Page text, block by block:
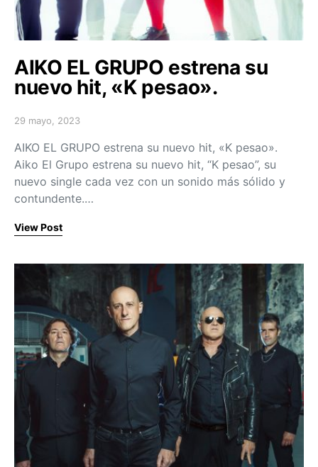
AIKO EL GRUPO estrena su
nuevo hit, «K pesao».
Posted on
29 mayo, 2023
AIKO EL GRUPO estrena su nuevo hit, «K pesao».
Aiko El Grupo estrena su nuevo hit, “K pesao”, su
nuevo single cada vez con un sonido más sólido y
contundente.…
View Post